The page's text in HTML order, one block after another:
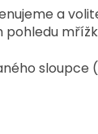
a
sloupce